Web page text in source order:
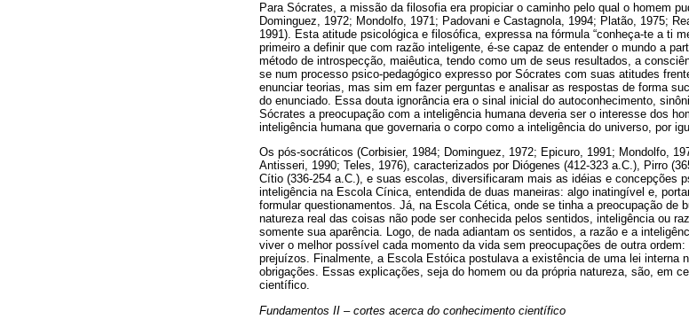
Para Sócrates, a missão da filosofia era propiciar o caminho pelo qual o homem
Dominguez, 1972; Mondolfo, 1971; Padovani e Castagnola, 1994; Platão, 1975;
1991). Esta atitude psicológica e filosófica, expressa na fórmula “conheça-te a ti
primeiro a definir que com razão inteligente, é-se capaz de entender o mundo a
método de introspecção, maiêutica, tendo como um de seus resultados, a
se num processo psico-pedagógico expresso por Sócrates com suas atitudes
enunciar teorias, mas sim em fazer perguntas e analisar as respostas de forma
do enunciado. Essa douta ignorância era o sinal inicial do autoconhecimento,
Sócrates a preocupação com a inteligência humana deveria ser o interesse dos
inteligência humana que governaria o corpo como a inteligência do universo, por
Os pós-socráticos (Corbisier, 1984; Dominguez, 1972; Epicuro, 1991; Mondolfo,
Antisseri, 1990; Teles, 1976), caracterizados por Diógenes (412-323 a.C.), Pirro
Cítio (336-254 a.C.), e suas escolas, diversificaram mais as idéias e concepções
inteligência na Escola Cínica, entendida de duas maneiras: algo inatingível e,
formular questionamentos. Já, na Escola Cética, onde se tinha a preocupação de
natureza real das coisas não pode ser conhecida pelos sentidos, inteligência ou
somente sua aparência. Logo, de nada adiantam os sentidos, a razão e a
viver o melhor possível cada momento da vida sem preocupações de outra
prejuízos. Finalmente, a Escola Estóica postulava a existência de uma lei interna
obrigações. Essas explicações, seja do homem ou da própria natureza, são, em
científico.
Fundamentos II – cortes acerca do conhecimento científico